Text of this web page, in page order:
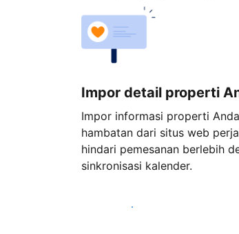
Impor detail properti
Impor informasi properti
hambatan dari situs web
hindari pemesanan berlebih
sinkronisasi kalender.
Mulai sekarang